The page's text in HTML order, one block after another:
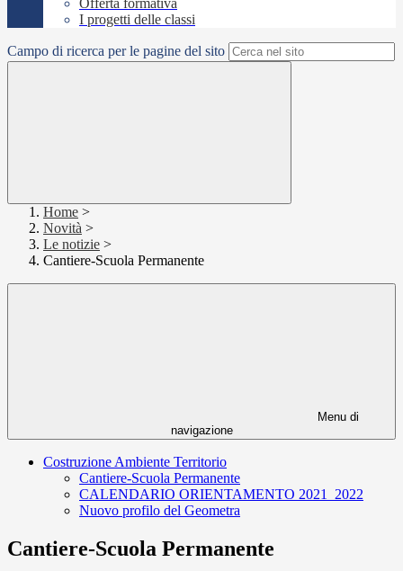
Offerta formativa
I progetti delle classi
Campo di ricerca per le pagine del sito
Home >
Novità >
Le notizie >
Cantiere-Scuola Permanente
Menu di
navigazione
Costruzione Ambiente Territorio
Cantiere-Scuola Permanente
CALENDARIO ORIENTAMENTO 2021_2022
Nuovo profilo del Geometra
Cantiere-Scuola Permanente